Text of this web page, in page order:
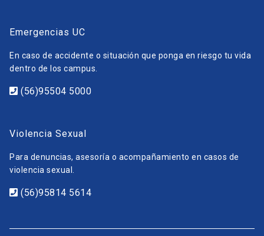
Emergencias UC
En caso de accidente o situación que ponga en riesgo tu vida
dentro de los campus.
(56)95504 5000
Violencia Sexual
Para denuncias, asesoría o acompañamiento en casos de
violencia sexual.
(56)95814 5614